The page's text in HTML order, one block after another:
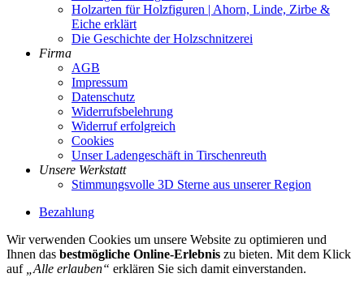
Holzarten für Holzfiguren | Ahorn, Linde, Zirbe &
Eiche erklärt
Die Geschichte der Holzschnitzerei
Firma
AGB
Impressum
Datenschutz
Widerrufsbelehrung
Widerruf erfolgreich
Cookies
Unser Ladengeschäft in Tirschenreuth
Unsere Werkstatt
Stimmungsvolle 3D Sterne aus unserer Region
Bezahlung
Wir verwenden Cookies um unsere Website zu optimieren und
Ihnen das bestmögliche Online-Erlebnis zu bieten. Mit dem Klick
auf
„Alle erlauben“ erklären Sie sich damit einverstanden.